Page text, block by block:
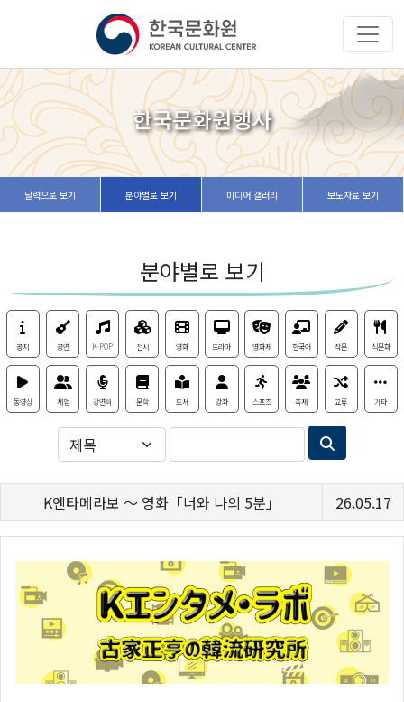
한국문화원행사
달력으로 보기 분야별로 보기 미디어 갤러리 보도자료 보기
분야별로 보기
공지 공연 K-POP 전시 영화 드라마 영화제 한국어 작문 식문화
동영상 체험 강연회 문학 도서 강좌 스포츠 축제 교류 기타
K엔타메라보 ～ 영화「너와 나의 5분」 26.05.17